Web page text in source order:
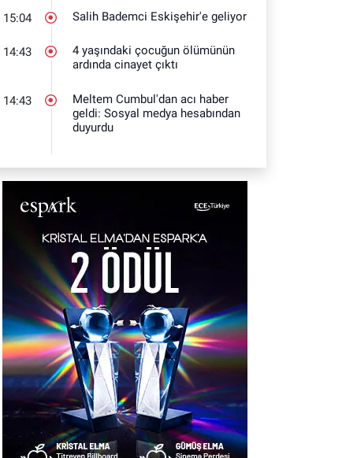
15:04 Salih Bademci Eskişehir'e geliyor
14:43
4 yaşındaki çocuğun ölümünün
ardında cinayet çıktı
14:43
Meltem Cumbul'dan acı haber
geldi: Sosyal medya hesabından
duyurdu